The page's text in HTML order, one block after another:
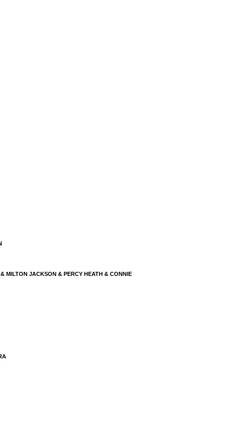
MILTON JACKSON & PERCY HEATH & CONNIE